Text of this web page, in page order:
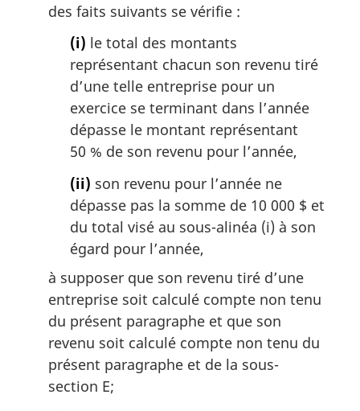
des faits suivants se vérifie :
(i) le total des montants
représentant chacun son revenu tiré
d’une telle entreprise pour un
exercice se terminant dans l’année
dépasse le montant représentant
50 % de son revenu pour l’année,
(ii) son revenu pour l’année ne
dépasse pas la somme de 10 000 $ et
du total visé au sous-alinéa (i) à son
égard pour l’année,
à supposer que son revenu tiré d’une
entreprise soit calculé compte non tenu
du présent paragraphe et que son
revenu soit calculé compte non tenu du
présent paragraphe et de la sous-
section E;